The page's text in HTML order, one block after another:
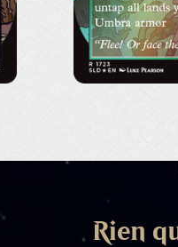
Rien